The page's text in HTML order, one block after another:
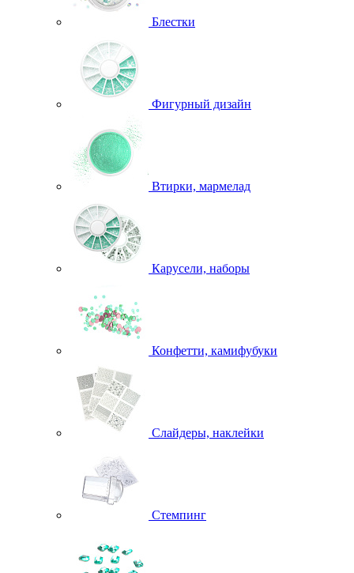
Блестки
Фигурный дизайн
Втирки, мармелад
Карусели, наборы
Конфетти, камифубуки
Слайдеры, наклейки
Стемпинг